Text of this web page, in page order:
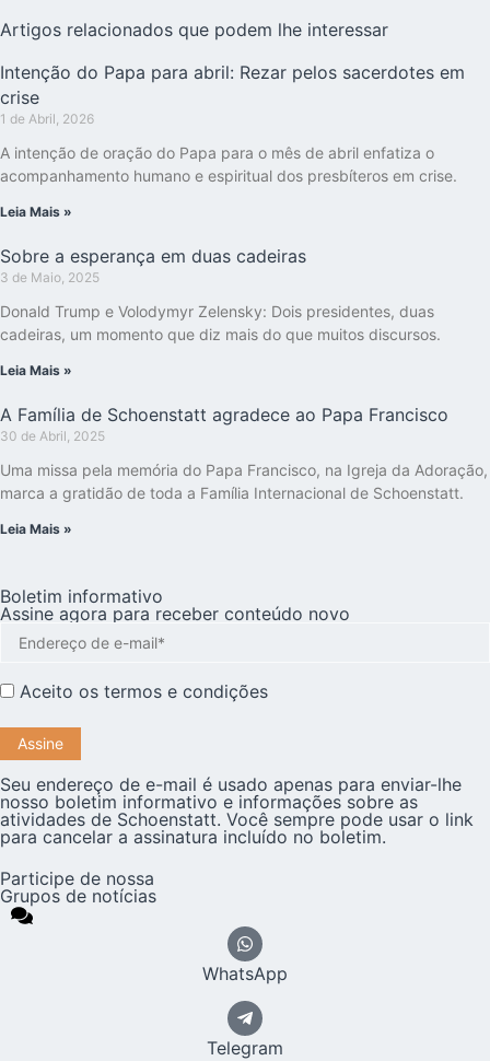
Artigos relacionados que podem lhe interessar
Intenção do Papa para abril: Rezar pelos sacerdotes em
crise
1 de Abril, 2026
A intenção de oração do Papa para o mês de abril enfatiza o
acompanhamento humano e espiritual dos presbíteros em crise.
Leia Mais »
Sobre a esperança em duas cadeiras
3 de Maio, 2025
Donald Trump e Volodymyr Zelensky: Dois presidentes, duas
cadeiras, um momento que diz mais do que muitos discursos.
Leia Mais »
A Família de Schoenstatt agradece ao Papa Francisco
30 de Abril, 2025
Uma missa pela memória do Papa Francisco, na Igreja da Adoração,
marca a gratidão de toda a Família Internacional de Schoenstatt.
Leia Mais »
Boletim informativo
Assine agora para receber conteúdo novo
Aceito os termos e condições
Seu endereço de e-mail é usado apenas para enviar-lhe
nosso boletim informativo e informações sobre as
atividades de Schoenstatt. Você sempre pode usar o link
para cancelar a assinatura incluído no boletim.
Participe de nossa
Grupos de notícias
WhatsApp
Telegram